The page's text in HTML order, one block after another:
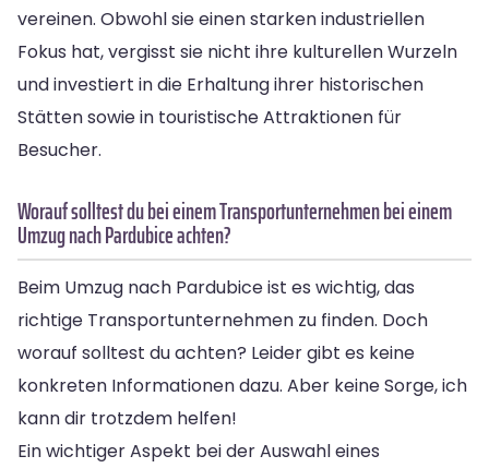
vereinen. Obwohl sie einen starken industriellen
Fokus hat, vergisst sie nicht ihre kulturellen Wurzeln
und investiert in die Erhaltung ihrer historischen
Stätten sowie in touristische Attraktionen für
Besucher.
Worauf solltest du bei einem Transportunternehmen bei einem
Umzug nach Pardubice achten?
Beim Umzug nach Pardubice ist es wichtig, das
richtige Transportunternehmen zu finden. Doch
worauf solltest du achten? Leider gibt es keine
konkreten Informationen dazu. Aber keine Sorge, ich
kann dir trotzdem helfen!
Ein wichtiger Aspekt bei der Auswahl eines